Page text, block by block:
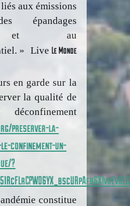
aux émissions
épandages
et au
» Live Le Monde
en garde sur la
la qualité de
preserver-la-
confinement-un-
?
constitue